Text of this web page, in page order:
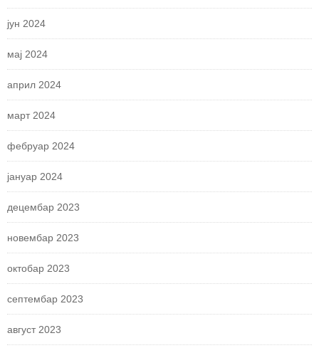
јун 2024
мај 2024
април 2024
март 2024
фебруар 2024
јануар 2024
децембар 2023
новембар 2023
октобар 2023
септембар 2023
август 2023